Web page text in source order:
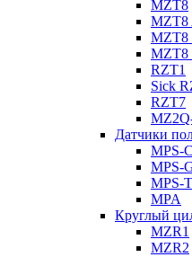
MZT8
MZT8
MZT8
MZT8
RZT1
Sick
RZT7
Датчики
MPS-C
MPS-
MPS-T
MPA
Круглый
MZR1
MZR2